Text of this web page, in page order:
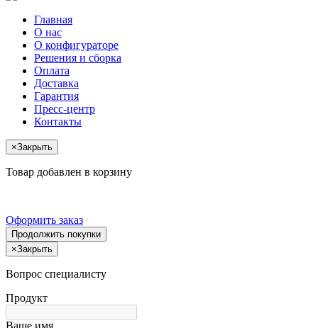
Главная
О нас
О конфигураторе
Решения и сборка
Оплата
Доставка
Гарантия
Пресс-центр
Контакты
×Закрыть
Товар добавлен в корзину
Оформить заказ
Продолжить покупки
×Закрыть
Вопрос специалисту
Продукт
Ваше имя